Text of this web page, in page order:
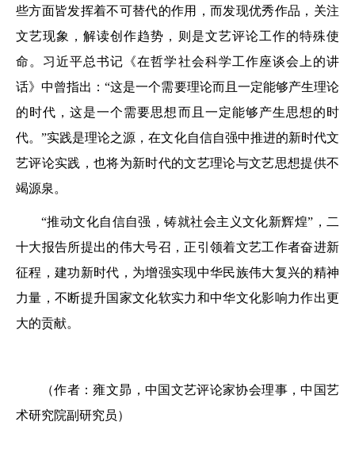
些方面皆发挥着不可替代的作用，而发现优秀作品，关注
文艺现象，解读创作趋势，则是文艺评论工作的特殊使
命。习近平总书记《在哲学社会科学工作座谈会上的讲
话》中曾指出：“这是一个需要理论而且一定能够产生理论
的时代，这是一个需要思想而且一定能够产生思想的时
代。”实践是理论之源，在文化自信自强中推进的新时代文
艺评论实践，也将为新时代的文艺理论与文艺思想提供不
竭源泉。
“推动文化自信自强，铸就社会主义文化新辉煌”，二
十大报告所提出的伟大号召，正引领着文艺工作者奋进新
征程，建功新时代，为增强实现中华民族伟大复兴的精神
力量，不断提升国家文化软实力和中华文化影响力作出更
大的贡献。
（作者：雍文昴，中国文艺评论家协会理事，中国艺
术研究院副研究员）